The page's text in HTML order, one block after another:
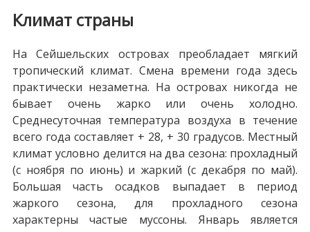
Климат страны
На Сейшельских островах преобладает мягкий
тропический климат. Смена времени года здесь
практически незаметна. На островах никогда не
бывает очень жарко или очень холодно.
Среднесуточная температура воздуха в течение
всего года составляет + 28, + 30 градусов. Местный
климат условно делится на два сезона: прохладный
(с ноября по июнь) и жаркий (с декабря по май).
Большая часть осадков выпадает в период
жаркого сезона, для прохладного сезона
характерны частые муссоны. Январь является